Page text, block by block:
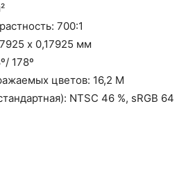
700:1
х 0,17925 мм
178º
цветов: 16,2 M
NTSC 46 %, sRGB 64